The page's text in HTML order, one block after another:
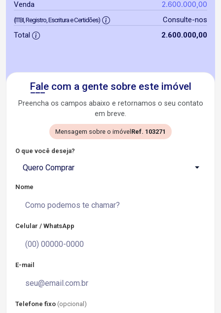
Venda 2.600.000,00
(ITBI, Registro, Escritura e Certidões)
Consulte-nos
Total
2.600.000,00
Fale com a gente sobre este imóvel
Preencha os campos abaixo e retornamos o seu contato
em breve.
Mensagem sobre o imóvel Ref. 103271
O que você deseja?
Quero Comprar
Nome
Celular / WhatsApp
E-mail
Telefone fixo (opcional)